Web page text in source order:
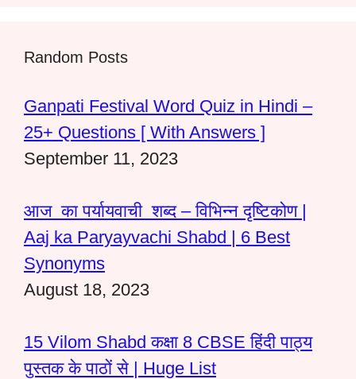
Random Posts
Ganpati Festival Word Quiz in Hindi –
25+ Questions [ With Answers ]
September 11, 2023
आज का पर्यायवाची शब्द – विभिन्न दृष्टिकोण |
Aaj ka Paryayvachi Shabd | 6 Best
Synonyms
August 18, 2023
15 Vilom Shabd कक्षा 8 CBSE हिंदी पाठ्य
पुस्तक के पाठों से | Huge List